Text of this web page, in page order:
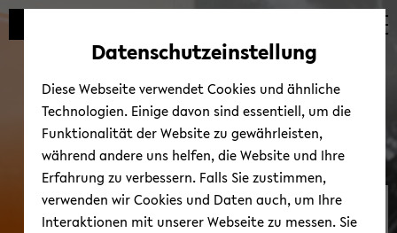
Automatische
vermeiden
zum
wechseln
zum
wechseln
zum
wechseln
Hilfe und Not­fall
Datenschutzeinstellung
Diese Webseite verwendet Cookies und ähnliche
Technologien. Einige davon sind essentiell, um die
Funktionalität der Website zu gewährleisten,
während andere uns helfen, die Website und Ihre
Erfahrung zu verbessern. Falls Sie zustimmen,
verwenden wir Cookies und Daten auch, um Ihre
Interaktionen mit unserer Webseite zu messen. Sie